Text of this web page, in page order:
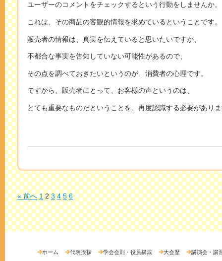
ユーザーのコメントをチェックするという行動をしませんか。
これは、その商品の客観的情報を求めているということです。
販売者の情報は、真実を伝えていると思いたいですが、
不都合な事実を告知していない可能性があるので、
その点を調べておきたいというのが、消費者の心理です。
ですから、販売者にとって、お客様の声というのは、
とても重要なものだということを、再度認識する必要があり
« 前へ 1 2 3 4 5 6
ホーム 代表挨拶 学会会則・役員構成 大会歴 講演会・講